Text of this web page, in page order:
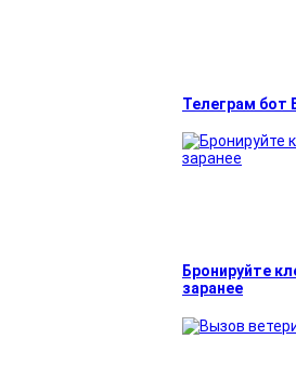
Телеграм бот
Бронируйте
заранее